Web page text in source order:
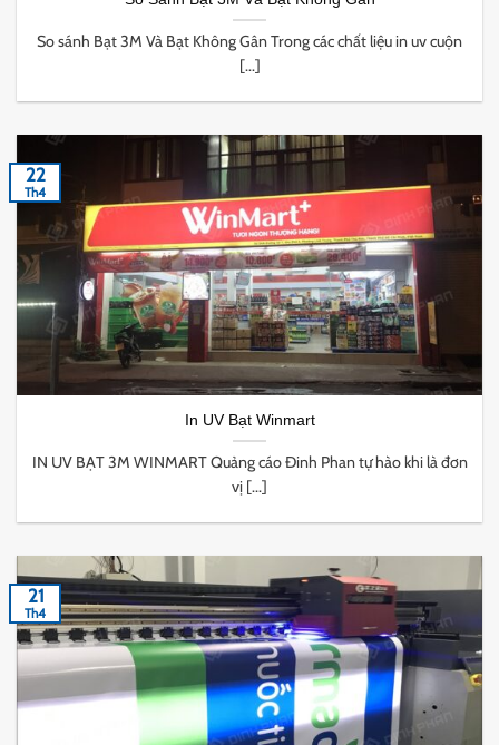
So sánh Bạt 3M Và Bạt Không Gân Trong các chất liệu in uv cuộn
[...]
In UV Bạt Winmart
IN UV BẠT 3M WINMART Quảng cáo Đinh Phan tự hào khi là đơn
vị [...]
22
Th4
21
Th4